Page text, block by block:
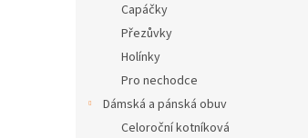
Capáčky
Přezůvky
Holínky
Pro nechodce
Dámská a pánská obuv
Celoroční kotníková